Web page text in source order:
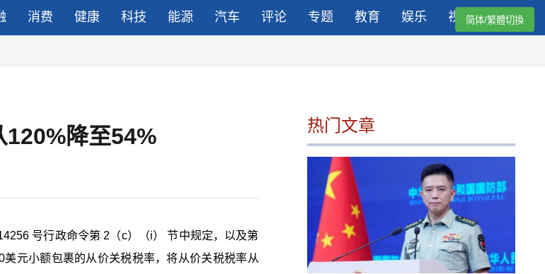
消费 健康 科技 能源 汽车 评论 专题 教育 娱乐 视频简体/繁體切換
降至54%
号行政命令第 2（c）（i） 节中规定，以及第
元小额包裹的从价关税税率，将从价关税税率从
热门文章